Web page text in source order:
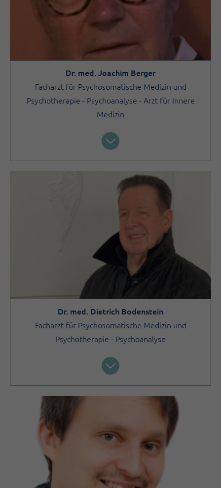
Dr. med. Joachim Berger
Facharzt für Psychosomatische Medizin und
Psychotherapie - Psychoanalyse - Arzt für Innere
Medizin
Dr. med. Dietrich Bodenstein
Facharzt für Psychosomatische Medizin und
Psychotherapie - Psychoanalyse